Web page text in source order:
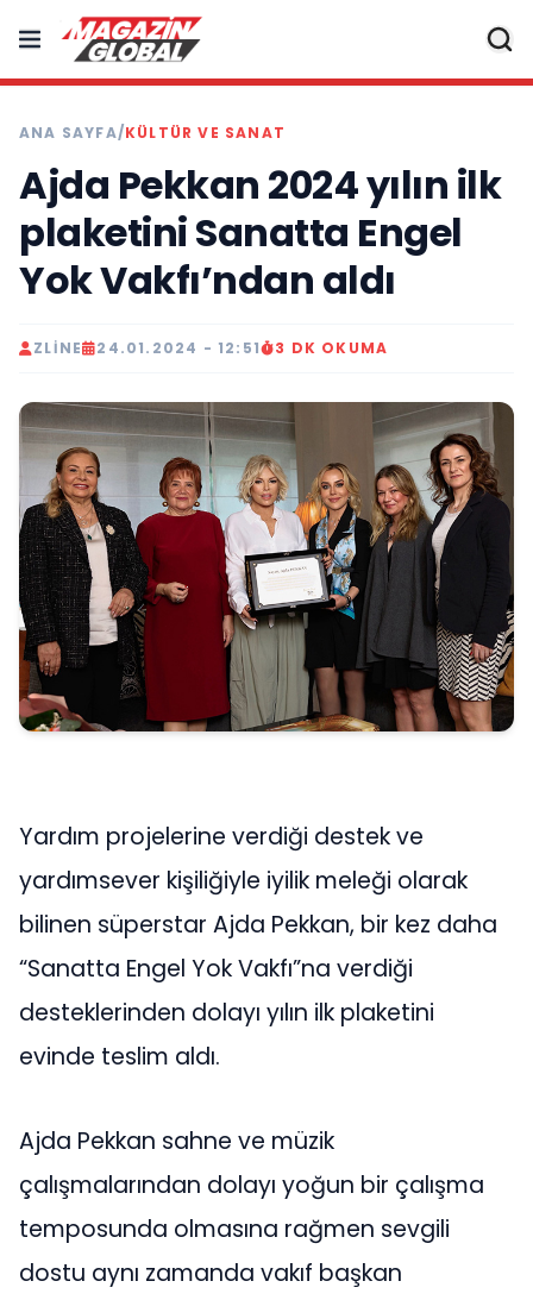
ANA SAYFA/KÜLTÜR VE SANAT
Ajda Pekkan 2024 yılın ilk
plaketini Sanatta Engel
Yok Vakfı’ndan aldı
ZLINE 24.01.2024 - 12:51 3 DK OKUMA
Yardım projelerine verdiği destek ve
yardımsever kişiliğiyle iyilik meleği olarak
bilinen süperstar Ajda Pekkan, bir kez daha
“Sanatta Engel Yok Vakfı”na verdiği
desteklerinden dolayı yılın ilk plaketini
evinde teslim aldı.
Ajda Pekkan sahne ve müzik
çalışmalarından dolayı yoğun bir çalışma
temposunda olmasına rağmen sevgili
dostu aynı zamanda vakıf başkan